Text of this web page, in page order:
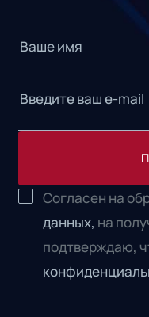
Согласен на
данных, на
подтверждаю,